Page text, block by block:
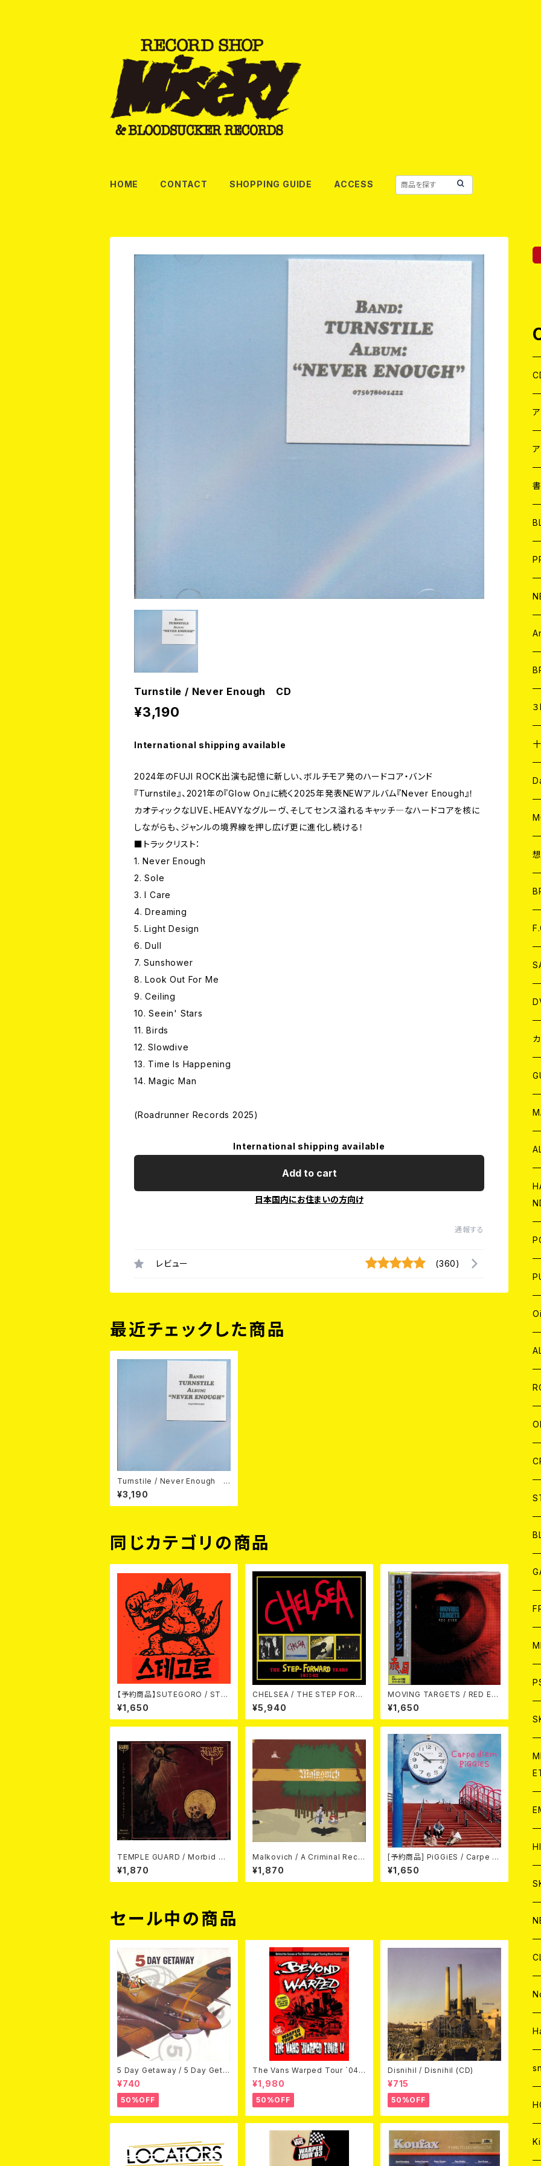
HOME CONTACT SHOPPING GUIDE ACCESS
Turnstile / Never Enough CD
¥3,190
International shipping available
2024年のFUJI ROCK出演も記憶に新しい、ボルチモア発のハードコア・バンド
『Turnstile』、2021年の『Glow On』に続く2025年発表NEWアルバム『Never Enough』！
カオティックなLIVE、HEAVYなグルーヴ、そしてセンス溢れるキャッチ―なハードコアを核に
しながらも、ジャンルの境界線を押し広げ更に進化し続ける！
■トラックリスト：
1. Never Enough
2. Sole
3. I Care
4. Dreaming
5. Light Design
6. Dull
7. Sunshower
8. Look Out For Me
9. Ceiling
10. Seein' Stars
11. Birds
12. Slowdive
13. Time Is Happening
14. Magic Man
(Roadrunner Records 2025)
International shipping available
Add to cart
日本国内にお住まいの方向け
通報する
レビュー (360)
最近チェックした商品
Turnstile / Never Enough C
D
¥3,190
同じカテゴリの商品
【予約商品】SUTEGORO / STR
EET BATTLE (CD)【8月8日発
売】
¥1,650
CHELSEA / THE STEP FORW
ARD YEARS 1977-82 4CD CL
¥5,940
MOVING TARGETS / RED EY
ES CD
¥1,650
TEMPLE GUARD / Morbid Sa
¥1,870
Malkovich / A Criminal Reco
rd CD
¥1,870
[予約商品] PiGGiES / Carpe di
em (CD) 2026年8月12日リリー
ス予定
¥1,650
セール中の商品
5 Day Getaway / 5 Day Geta
way (CDEP)
¥740
50%OFF
The Vans Warped Tour `04
Beyond Warped (国内盤DVD)
¥1,980
50%OFF
Disnihil / Disnihil (CD)
¥715
50%OFF
７
LP
CD
CD
CD
CD